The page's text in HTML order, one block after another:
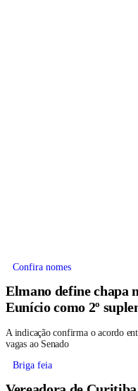
Confira nomes
Elmano define chapa
Eunício como 2º
A indicação confirma o acordo
vagas ao Senado
Briga feia
Vereadora de Curitiba